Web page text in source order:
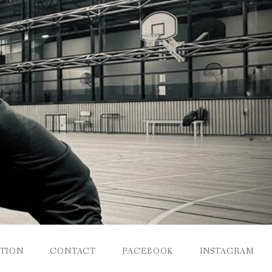
CONTACT FACEBOOK INSTAGRAM